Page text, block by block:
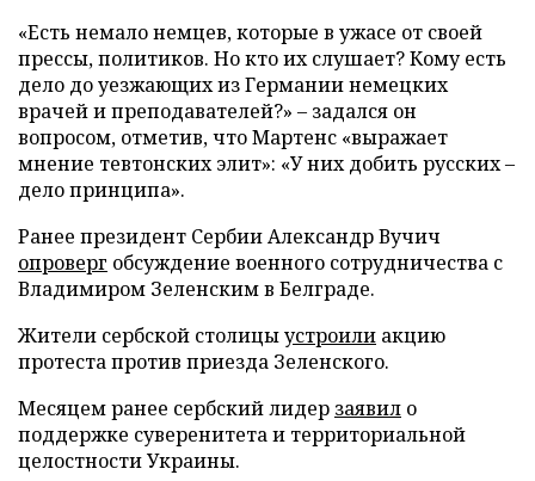
«Есть немало немцев, которые в ужасе от своей
прессы, политиков. Но кто их слушает? Кому есть
дело до уезжающих из Германии немецких
врачей и преподавателей?» – задался он
вопросом, отметив, что Мартенс «выражает
мнение тевтонских элит»: «У них добить русских –
дело принципа».
Ранее президент Сербии Александр Вучич
опроверг обсуждение военного сотрудничества с
Владимиром Зеленским в Белграде.
Жители сербской столицыустроили акцию
протеста против приезда Зеленского.
Месяцем ранее сербский лидер заявил о
поддержке суверенитета и территориальной
целостности Украины.